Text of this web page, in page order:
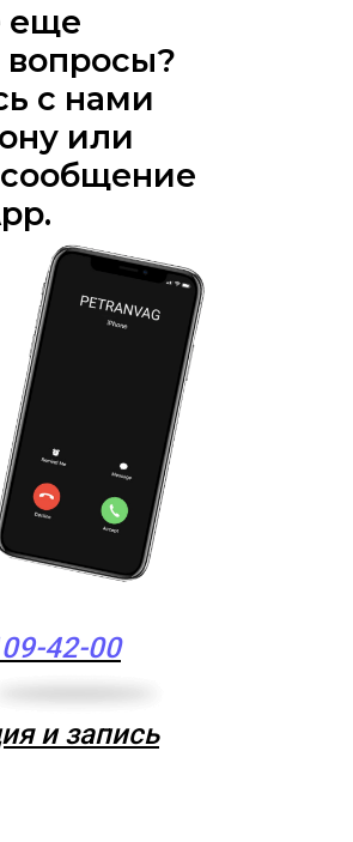
еще
вопросы?
с нами
или
сообщение
42-00
и запись